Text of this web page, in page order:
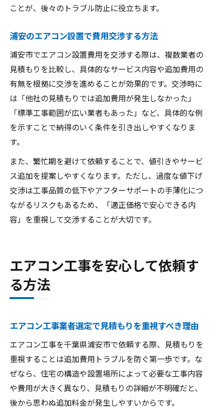
ことが、後々のトラブル防止に役立ちます。
浦安のエアコン設置で費用交渉する方法
浦安市でエアコン設置費用を交渉する際は、複数業者の
見積もりを比較し、具体的なサービス内容や追加費用の
有無を根拠に交渉を進めることが効果的です。交渉時に
は「他社の見積もりでは追加費用が発生しなかった」
「標準工事範囲が広い業者もあった」など、具体的な例
を示すことで納得のいく条件を引き出しやすくなりま
す。
また、繁忙期を避けて依頼することで、値引きやサービ
ス追加を提案しやすくなります。ただし、過度な値下げ
交渉は工事品質の低下やアフターサポートの手薄化につ
ながるリスクもあるため、「適正価格で安心できる内
容」を重視して交渉することが大切です。
エアコン工事を安心して依頼す
る方法
エアコン工事業者選定で見積もりを重視すべき理由
エアコン工事を千葉県浦安市で依頼する際、見積もりを
重視することは追加費用トラブルを防ぐ第一歩です。な
ぜなら、住宅の構造や設置場所によって必要な工事内容
や費用が大きく異なり、見積もりの詳細が不明確だと、
後から思わぬ追加料金が発生しやすいからです。